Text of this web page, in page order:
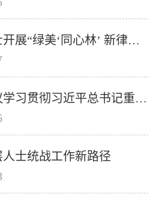
广东省新阶层人士开展“绿美‘同心林’ 新律心连心”活动
省新阶联召开会议学习贯彻习近平总书记重要讲话精神和全国两会精神
士统战工作新路径